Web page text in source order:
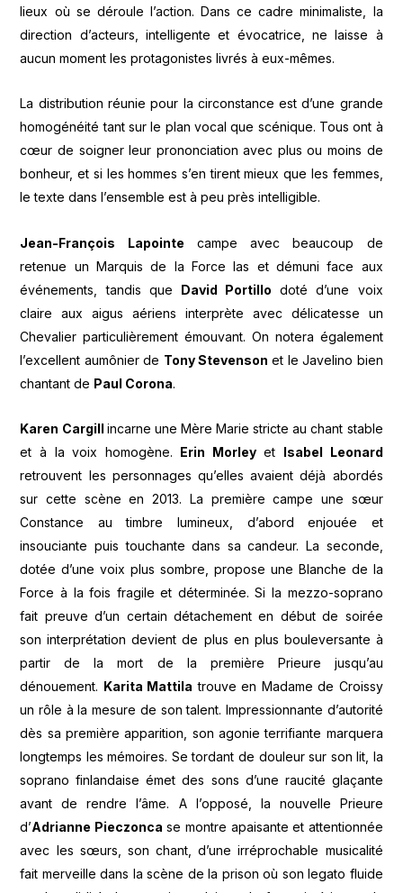
lieux où se déroule l’action. Dans ce cadre minimaliste, la
direction d’acteurs, intelligente et évocatrice, ne laisse à
aucun moment les protagonistes livrés à eux-mêmes.
La distribution réunie pour la circonstance est d’une grande
homogénéité tant sur le plan vocal que scénique. Tous ont à
cœur de soigner leur prononciation avec plus ou moins de
bonheur, et si les hommes s’en tirent mieux que les femmes,
le texte dans l’ensemble est à peu près intelligible.
Jean-François Lapointe campe avec beaucoup de
retenue un Marquis de la Force las et démuni face aux
événements, tandis que David Portillo doté d’une voix
claire aux aigus aériens interprète avec délicatesse un
Chevalier particulièrement émouvant. On notera également
l’excellent aumônier de Tony Stevenson et le Javelino bien
chantant de Paul Corona.
Karen Cargill incarne une Mère Marie stricte au chant stable
et à la voix homogène. Erin Morleyet Isabel Leonard
retrouvent les personnages qu’elles avaient déjà abordés
sur cette scène en 2013. La première campe une sœur
Constance au timbre lumineux, d’abord enjouée et
insouciante puis touchante dans sa candeur. La seconde,
dotée d’une voix plus sombre, propose une Blanche de la
Force à la fois fragile et déterminée. Si la mezzo-soprano
fait preuve d’un certain détachement en début de soirée
son interprétation devient de plus en plus bouleversante à
partir de la mort de la première Prieure jusqu’au
dénouement. Karita Mattila trouve en Madame de Croissy
un rôle à la mesure de son talent. Impressionnante d’autorité
dès sa première apparition, son agonie terrifiante marquera
longtemps les mémoires. Se tordant de douleur sur son lit, la
soprano finlandaise émet des sons d’une raucité glaçante
avant de rendre l’âme. A l’opposé, la nouvelle Prieure
d’Adrianne Pieczonca se montre apaisante et attentionnée
avec les sœurs, son chant, d’une irréprochable musicalité
fait merveille dans la scène de la prison où son legato fluide